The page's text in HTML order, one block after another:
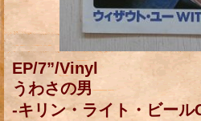
EP/7”/Vinyl
うわさの男
-キリン・ライト・ビール